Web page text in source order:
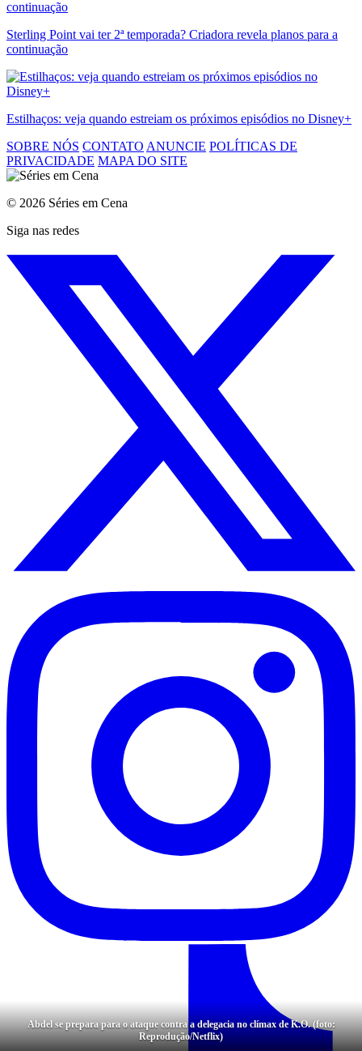
Abdel se prepara para o ataque contra a delegacia no clímax de K.O. (foto:
Reprodução/Netflix)
Sterling Point vai ter 2ª temporada? Criadora revela planos para a
continuação
Estilhaços: veja quando estreiam os próximos episódios no Disney+
SOBRE NÓS CONTATO ANUNCIE POLÍTICAS DE
PRIVACIDADE MAPA DO SITE
© 2026 Séries em Cena
Siga nas redes